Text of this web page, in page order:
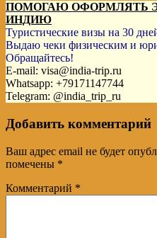
ПОМОГАЮ ОФОРМЛЯТЬ
ИНДИЮ
Туристические визы на 30
Выдаю чеки физическим и
Обращайтесь!
E-mail: visa@india-trip.ru
Whatsapp: +79171147744
Telegram: @india_trip_ru
Добавить комментарий
Ваш адрес email не будет
помечены *
Комментарий *